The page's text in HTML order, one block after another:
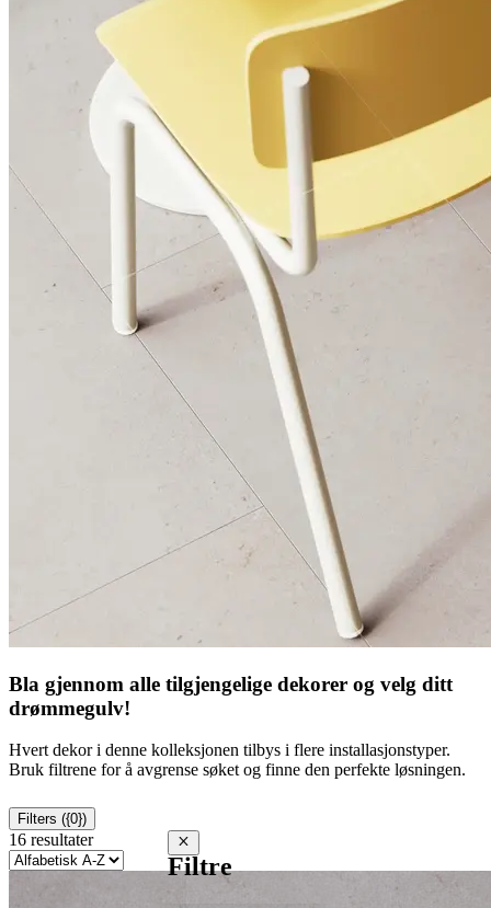
Bla gjennom alle tilgjengelige dekorer og velg ditt
drømmegulv!
Hvert dekor i denne kolleksjonen tilbys i flere installasjonstyper.
Bruk filtrene for å avgrense søket og finne den perfekte løsningen.
Filters ({0})
Close filters
Filtre
16 resultater